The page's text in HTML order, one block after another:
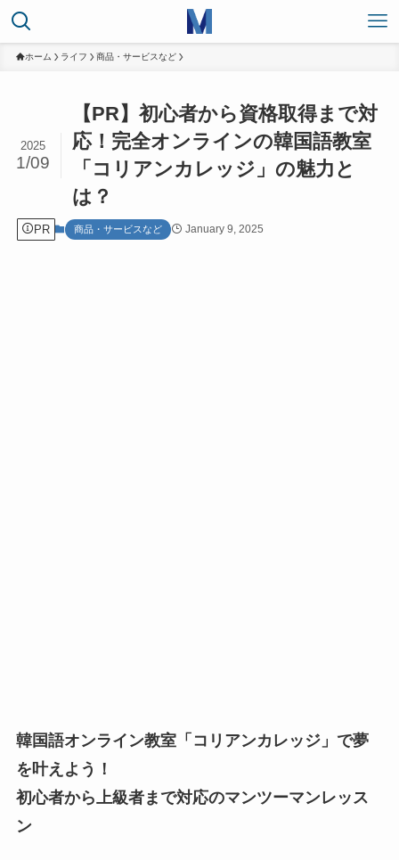
ホーム ライフ 商品・サービスなど
【PR】初心者から資格取得まで対
応！完全オンラインの韓国語教室
「コリアンカレッジ」の魅力と
は？
2025
1/09
PR 商品・サービスなど January 9, 2025
韓国語オンライン教室「コリアンカレッジ」で夢
を叶えよう！
初心者から上級者まで対応のマンツーマンレッス
ン